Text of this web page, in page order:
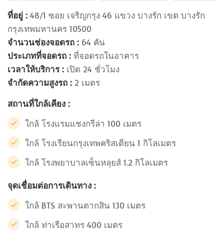
ที่อยู่ : 48/1 ซอย เจริญกรุง 46 แขวง บางรัก เขต บางรัก
กรุงเทพมหานคร 10500
จำนวนช่องจอดรถ : 64 คัน
ประเภทที่จอดรถ : ที่จอดรถในอาคาร
เวลาให้บริการ : เปิด 24 ชั่วโมง
จำกัดความสูงรถ : 2 เมตร
สถานที่ใกล้เคียง :
ใกล้ โรงแรมแชงกรีล่า 100 เมตร
ใกล้ โรงเรียนกรุงเทพคริสเตียน 1 กิโลเมตร
ใกล้ โรงพยาบาลเซ็นหลุยส์ 1.2 กิโลเมตร
จุดเชื่อมต่อการเดินทาง :
ใกล้ BTS สะพานตากสิน 130 เมตร
ใกล้ ท่าเรือสาทร 400 เมตร